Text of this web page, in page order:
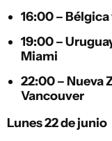
16:00 – Bélgica
19:00 –
Miami
22:00 – Nueva
Vancouver
Lunes 22 de junio